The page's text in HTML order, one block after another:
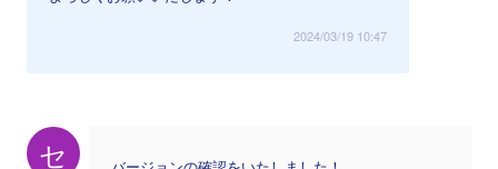
2024/03/19 10:47
セ